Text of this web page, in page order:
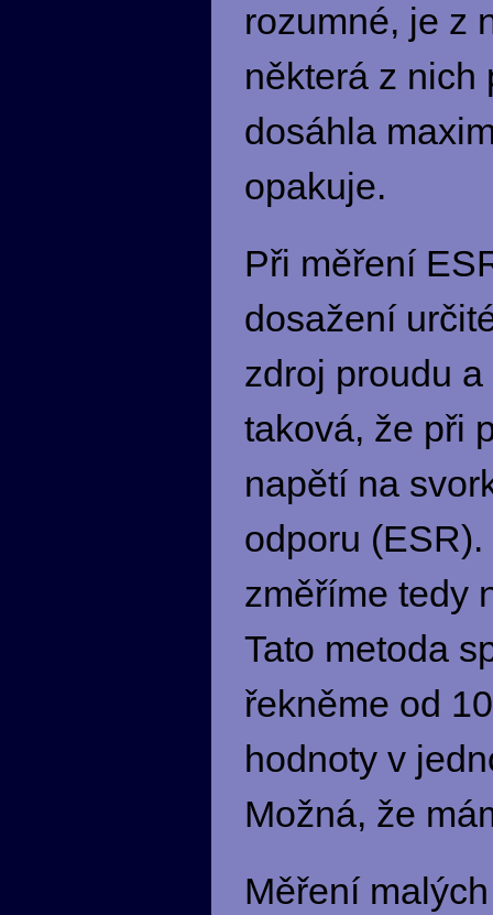
rozumné, je z
některá z nich
dosáhla
opakuje.
Při měření
dosažení
zdroj proudu
taková, že při
napětí na
odporu
změříme tedy
Tato metoda
řekněme od
hodnoty v
Možná, že
Měření